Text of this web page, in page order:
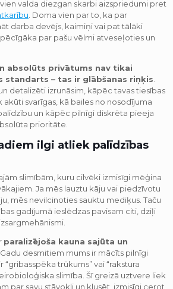
valda diezgan skarbi aizspriedumi pret
. Doma vien par to, ka par
darba devējs, kaimiņi vai pat tālāki
par pašu vēlmi atveseļoties un
absolūts privātums nav tikai
standarts – tas ir glābšanas riņķis
detalizēti izrunāsim, kāpēc tavas tiesības
svarīgas, kā bailes no nosodījuma
un kāpēc pilnīgi diskrēta pieeja
prioritāte.
ilgi atliek palīdzības
slimībām, kuru cilvēki izmisīgi mēģina
Ja mēs lauztu kāju vai piedzīvotu
mēs nevilcinoties sauktu mediķus. Taču
gadījumā ieslēdzas pavisam citi, dziļi
paralizējoša kauna sajūta un
. Gadu desmitiem mums ir mācīts pilnīgi
“gribasspēka trūkums” vai “rakstura
slimība. Šī greizā uztvere liek
par savu stāvokli un klusēt, izmisīgi cerot,